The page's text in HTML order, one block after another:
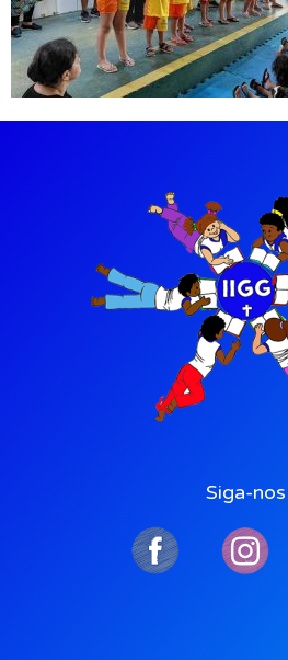
Siga-nos